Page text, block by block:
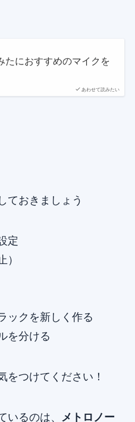
あわせて読みたい
たにおすすめのマイクを
ておきましょう
定
）
ックを新しく作る
を分ける
をつけてください！
いるのは、 メトロノー